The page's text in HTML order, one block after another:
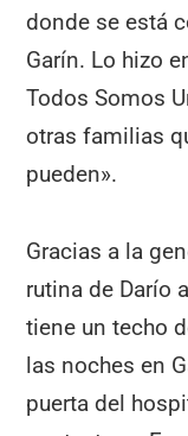
donde se está
Garín. Lo hizo
Todos Somos
otras familias
pueden».
Gracias a la
rutina de Darío
tiene un techo
las noches en
puerta del